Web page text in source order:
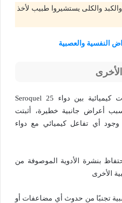
والكلى يستشيروا طبيب لأخذ
النفسية والعصبية
من الممكن حدوث تفاعلات كيميائية بين دواء Seroquel 25
أعراض جانبية خطيرة، أثبتت
أي تفاعل كيميائي مع دواء
بنشرة الأدوية الموصوفة من
الأخرى
تجنبًا من حدوث أي مضاعفات أو